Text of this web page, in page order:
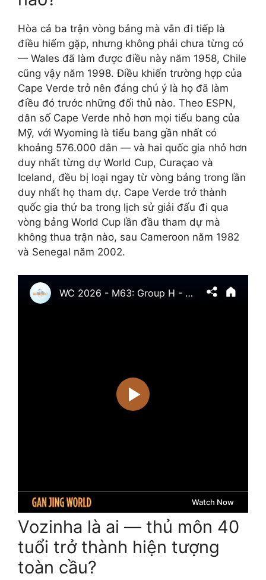
Hòa cả ba trận vòng bảng mà vẫn đi tiếp là
điều hiếm gặp, nhưng không phải chưa từng có
— Wales đã làm được điều này năm 1958, Chile
cũng vậy năm 1998. Điều khiến trường hợp của
Cape Verde trở nên đáng chú ý là họ đã làm
điều đó trước những đối thủ nào. Theo ESPN,
dân số Cape Verde nhỏ hơn mọi tiểu bang của
Mỹ, với Wyoming là tiểu bang gần nhất có
khoảng 576.000 dân — và hai quốc gia nhỏ hơn
duy nhất từng dự World Cup, Curaçao và
Iceland, đều bị loại ngay từ vòng bảng trong lần
duy nhất họ tham dự. Cape Verde trở thành
quốc gia thứ ba trong lịch sử giải đấu đi qua
vòng bảng World Cup lần đầu tham dự mà
không thua trận nào, sau Cameroon năm 1982
và Senegal năm 2002.
Vozinha là ai — thủ môn 40
tuổi trở thành hiện tượng
toàn cầu?